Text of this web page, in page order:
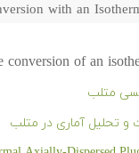
with an
conversion of an
متلب
و تحلیل آماری در متلب